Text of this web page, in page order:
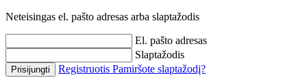
Neteisingas el. pašto adresas arba slaptažodis
El. pašto adresas
Slaptažodis
Prisijungti Registruotis Pamiršote slaptažodį?